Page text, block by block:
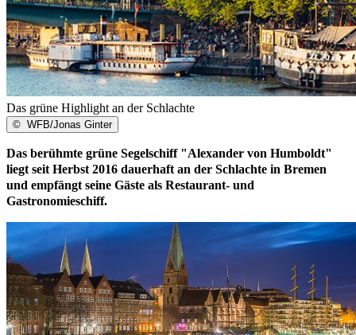
Das grüne Highlight an der Schlachte
© WFB/Jonas Ginter
Das berühmte grüne Segelschiff "Alexander von Humboldt"
liegt seit Herbst 2016 dauerhaft an der Schlachte in Bremen
und empfängt seine Gäste als Restaurant- und
Gastronomieschiff.